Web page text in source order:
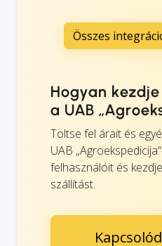
Összes
Hogyan
a UAB
Töltse fel árait és
UAB
felhasználóit és
szállítást.